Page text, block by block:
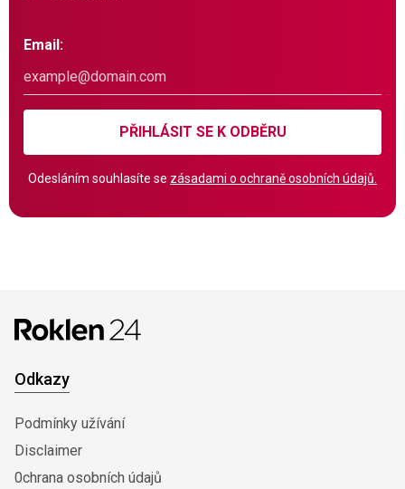
Email:
PŘIHLÁSIT SE K ODBĚRU
Odesláním souhlasíte se zásadami o ochraně osobních údajů.
Odkazy
Podmínky užívání
Disclaimer
0chrana osobních údajů